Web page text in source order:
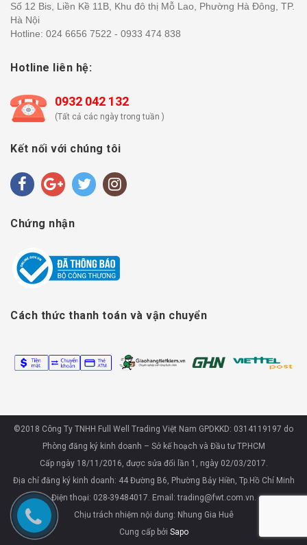
Số 12 Bis, Liền Kề 11B, Khu đô thị Mỗ Lao, Phường Hà Đông, TP.
Hà Nội
Hotline: 024 6656 7522 - 0933 474 838
Hotline liên hệ:
0932 042 132
(Tất cả các ngày trong tuần )
Kết nối với chúng tôi
Chứng nhận
Cách thức thanh toán và vận chuyển
©2018 Công Ty TNHH Full Well Trading Việt Nam GPDKKD: 0314119197 do
Phòng đăng ký kinh doanh – Sở kế hoạch và Đầu tư TP.HCM
Cấp ngày 18/11/2016, được sửa đổi lần 1, ngày 02/03/2017.
Địa chỉ đăng ký kinh doanh: 44 Đường B6, Phường Bảy Hiền, Tp.Hồ Chí Minh
Điện thoại: 028-39484017. Email: trading@fwt.com.vn.
Chịu trách nhiệm nội dung: Nhung Gia Huê
Cung cấp bởi Sapo